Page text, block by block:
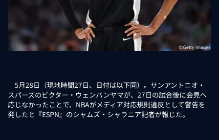
5月28日（現地時間27日、日付は以下同）。サンアントニオ・
スパーズのビクター・ウェンバンヤマが、27日の試合後に会見へ
応じなかったことで、NBAがメディア対応規則違反として警告を
発したと『ESPN』のシャムズ・シャラニア記者が報じた。